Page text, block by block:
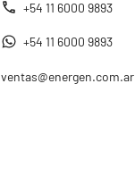
+54 11 6000 9893
+54 11 6000 9893
ventas@energen.com.ar